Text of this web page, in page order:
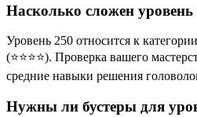
Насколько сложен уровень
Уровень 250 относится к
(⭐⭐⭐⭐). Проверка вашего
средние навыки решения
Нужны ли бустеры для